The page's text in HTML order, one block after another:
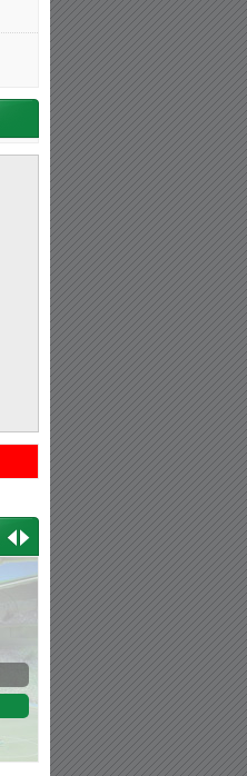
0 3
Bursaspor - Sepahan
Hazırlık Maçı
25 Temmuz 2019 Perşembe |